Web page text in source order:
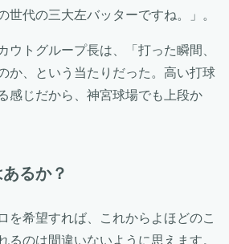
世代の三大左バッターですね。」。
ウトグループ長は、「打った瞬間、
か、という当たりだった。高い打球
感じだから、神宮球場でも上段か
るか？
を希望すれば、これからよほどのこ
るのは間違いないように思えます。